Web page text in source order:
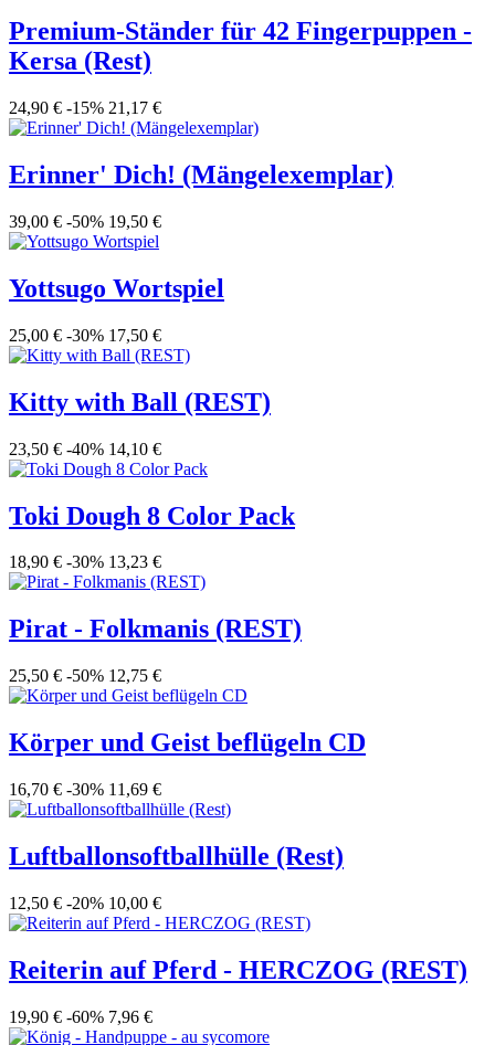
Premium-Ständer für 42 Fingerpuppen -
Kersa (Rest)
24,90 € -15% 21,17 €
Erinner' Dich! (Mängelexemplar)
39,00 € -50% 19,50 €
Yottsugo Wortspiel
25,00 € -30% 17,50 €
Kitty with Ball (REST)
23,50 € -40% 14,10 €
Toki Dough 8 Color Pack
18,90 € -30% 13,23 €
Pirat - Folkmanis (REST)
25,50 € -50% 12,75 €
Körper und Geist beflügeln CD
16,70 € -30% 11,69 €
Luftballonsoftballhülle (Rest)
12,50 € -20% 10,00 €
Reiterin auf Pferd - HERCZOG (REST)
19,90 € -60% 7,96 €